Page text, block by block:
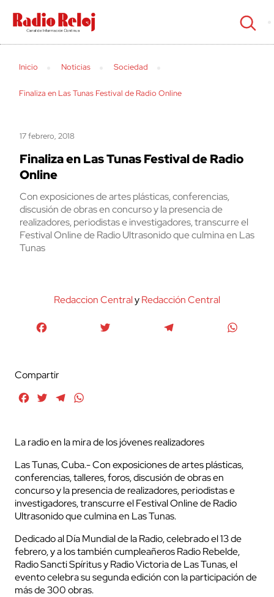
cerrar
Inicio Noticias Sociedad
Finaliza en Las Tunas Festival de Radio Online
17 febrero, 2018
Finaliza en Las Tunas Festival de Radio
Online
Con exposiciones de artes plásticas, conferencias,
discusión de obras en concurso y la presencia de
realizadores, periodistas e investigadores, transcurre el
Festival Online de Radio Ultrasonido que culmina en Las
Tunas
Redaccion CentralyRedacción Central
Compartir
FacebookTwitterTelegram
La radio en la mira de los jóvenes realizadores
Las Tunas, Cuba.- Con exposiciones de artes plásticas,
conferencias, talleres, foros, discusión de obras en
concurso y la presencia de realizadores, periodistas e
investigadores, transcurre el Festival Online de Radio
Ultrasonido que culmina en Las Tunas.
Dedicado al Día Mundial de la Radio, celebrado el 13 de
febrero, y a los también cumpleañeros Radio Rebelde,
Radio Sancti Spíritus y Radio Victoria de Las Tunas, el
evento celebra su segunda edición con la participación de
más de 300 obras.